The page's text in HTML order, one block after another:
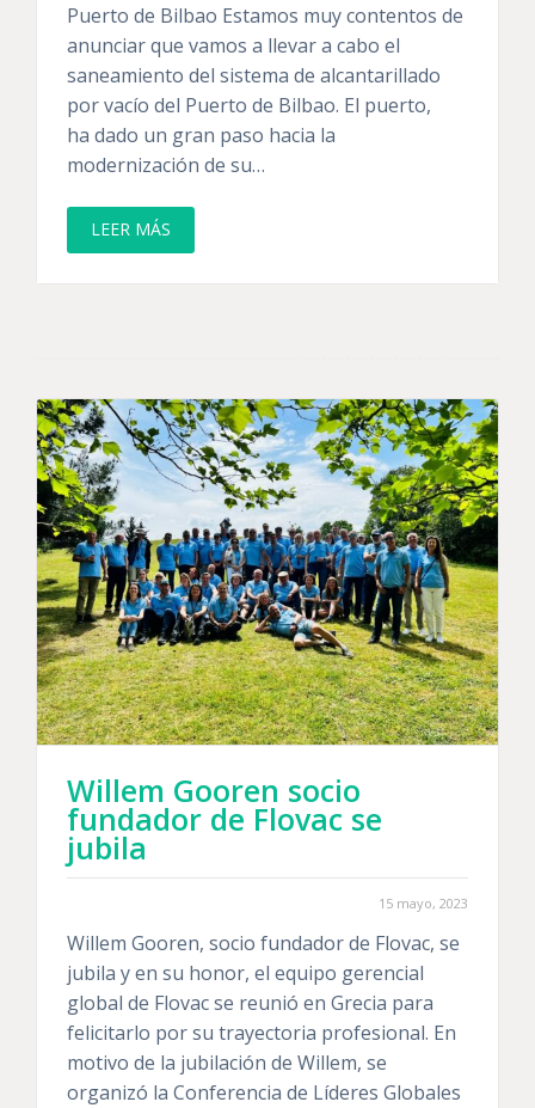
Puerto de Bilbao Estamos muy contentos de
anunciar que vamos a llevar a cabo el
saneamiento del sistema de alcantarillado
por vacío del Puerto de Bilbao. El puerto,
ha dado un gran paso hacia la
modernización de su…
LEER MÁS
Willem Gooren socio
fundador de Flovac se
jubila
15 mayo, 2023
Willem Gooren, socio fundador de Flovac, se
jubila y en su honor, el equipo gerencial
global de Flovac se reunió en Grecia para
felicitarlo por su trayectoria profesional. En
motivo de la jubilación de Willem, se
organizó la Conferencia de Líderes Globales